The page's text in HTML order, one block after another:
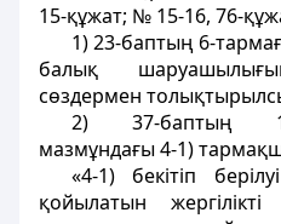
15-құжат; № 15-16, 76-
1) 23-баптың 6-
балық
сөздермен
2) 37-баптың
мазмұндағы 4-1)
«4-1) бекітіп
қойылатын